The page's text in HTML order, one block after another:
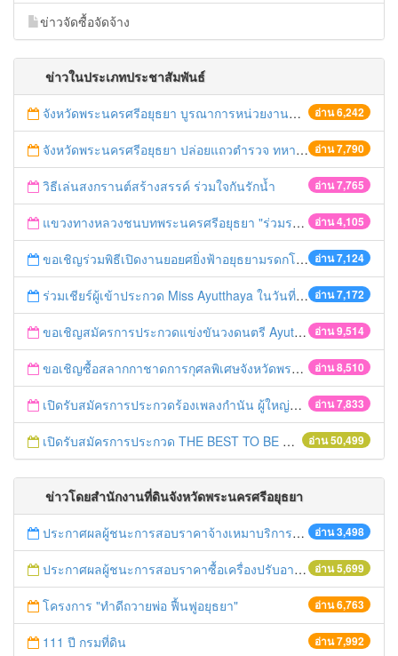
ข่าวจัดซื้อจัดจ้าง
ข่าวในประเภทประชาสัมพันธ์
อ่าน 6,242
จังหวัดพระนครศรีอยุธยา บูรณาการหน่วยงานที่เกี่ยวข้อง ลงพื้นที่จัดระเบียบและดำเนินมาตรการตามบทลงโทษสูงสุดกับผู้ประกอบการร้านค้าที่ยังฝ่าฝืนตั้งร้านค้ารุกล้ำเขตพื้นที่ทางหลวง เตรียมความปลอดภัยก่อนเทศกาลสงกรานต์
อ่าน 7,790
จังหวัดพระนครศรีอยุธยา ปล่อยแถวตำรวจ ทหาร ฝ่ายปกครอง กว่า 100 นาย ตรวจเข้มท่ารถสาธารณะ สถานีขนส่งรถโดยสาร วินรถตู้ และสถานีรถไฟ เตรียมรับมือเทศกาลสงกรานต์
อ่าน 7,765
วิธีเล่นสงกรานต์สร้างสรรค์ ร่วมใจกันรักน้ำ
อ่าน 4,105
แขวงทางหลวงชนบทพระนครศรีอยุธยา "ร่วมรณรงค์ ขับช้า เปิดไฟหน้า คาดเข็มขัด" เทศกาลสงกรานต์ ปี 2561
อ่าน 7,124
ขอเชิญร่วมพิธีเปิดงานยอยศยิ่งฟ้าอยุธยามรดกโลก
อ่าน 7,172
ร่วมเชียร์ผู้เข้าประกวด Miss Ayutthaya ในวันที่ 15 ธันวาคม 2560
อ่าน 9,514
ขอเชิญสมัครการประกวดแข่งขันวงดนตรี Ayutthaya battle of the bands
อ่าน 8,510
ขอเชิญซื้อสลากกาชาดการกุศลพิเศษจังหวัดพระนครศรีอยุธยา 2560
อ่าน 7,833
เปิดรับสมัครการประกวดร้องเพลงกำนัน ผู้ใหญ่บ้าน ฯลฯ
อ่าน 50,499
เปิดรับสมัครการประกวด THE BEST TO BE NUMBER ONE
ข่าวโดยสำนักงานที่ดินจังหวัดพระนครศรีอยุธยา
อ่าน 3,498
ประกาศผลผู้ชนะการสอบราคาจ้างเหมาบริการทำความสะุอาด สำนักงานที่ดินจังหวัดรพระนครศรีอยุธยา สาขาท่าเรือ
อ่าน 5,699
ประกาศผลผู้ชนะการสอบราคาซื้อเครื่องปรับอากาศพร้อมติดตั้ง จำนวน ๖ เครื่อง
อ่าน 6,763
โครงการ "ทำดีถวายพ่อ ฟื้นฟูอยุธยา"
อ่าน 7,992
111 ปี กรมที่ดิน